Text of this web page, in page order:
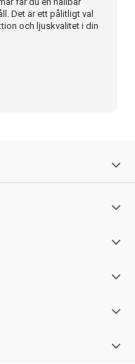
Det är ett pålitligt val
och ljuskvalitet i din